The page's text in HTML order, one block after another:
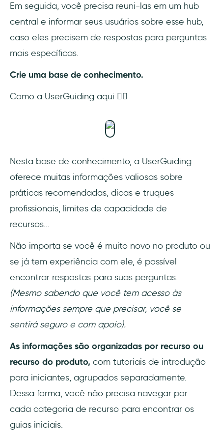
Em seguida, você precisa reuni-las em um hub
central e informar seus usuários sobre esse hub,
caso eles precisem de respostas para perguntas
mais específicas.
Crie uma base de conhecimento.
Como a UserGuiding aqui 👇🏻
Nesta base de conhecimento, a UserGuiding
oferece muitas informações valiosas sobre
práticas recomendadas, dicas e truques
profissionais, limites de capacidade de
recursos...
Não importa se você é muito novo no produto ou
se já tem experiência com ele, é possível
encontrar respostas para suas perguntas.
(Mesmo sabendo que você tem acesso às
informações sempre que precisar, você se
sentirá seguro e com apoio).
As informações são organizadas por recurso ou
recurso do produto, com tutoriais de introdução
para iniciantes, agrupados separadamente.
Dessa forma, você não precisa navegar por
cada categoria de recurso para encontrar os
guias iniciais.